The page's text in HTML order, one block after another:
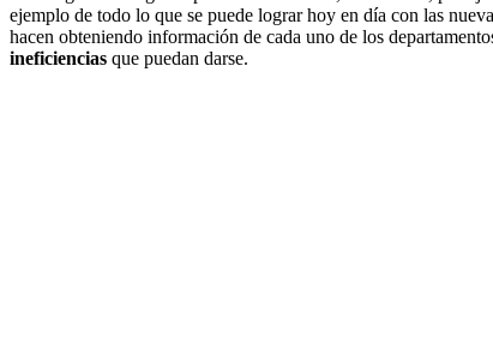
ejemplo de todo lo que se puede lograr hoy en día con las
hacen obteniendo información de cada uno de los
ineficiencias que puedan darse.